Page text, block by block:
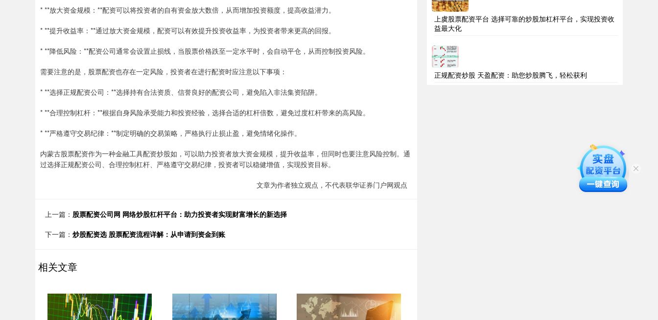
* **放大资金规模：**配资可以将投资者的自有资金放大数倍，从而增加投资额度，提高收益潜力。
* **提升收益率：**通过放大资金规模，配资可以有效提升投资收益率，为投资者带来更高的回报。
* **降低风险：**配资公司通常会设置止损线，当股票价格跌至一定水平时，会自动平仓，从而控制投资风险。
需要注意的是，股票配资也存在一定风险，投资者在进行配资时应注意以下事项：
* **选择正规配资公司：**选择持有合法资质、信誉良好的配资公司，避免陷入非法集资陷阱。
* **合理控制杠杆：**根据自身风险承受能力和投资经验，选择合适的杠杆倍数，避免过度杠杆带来的高风险。
* **严格遵守交易纪律：**制定明确的交易策略，严格执行止损止盈，避免情绪化操作。
内蒙古股票配资作为一种金融工具配资炒股如，可以助力投资者放大资金规模，提升收益率，但同时也要注意风险控制。通
过选择正规配资公司、合理控制杠杆、严格遵守交易纪律，投资者可以稳健增值，实现投资目标。
文章为作者独立观点，不代表联华证券门户网观点
上一篇： 股票配资公司网 网络炒股杠杆平台：助力投资者实现财富增长的新选择
下一篇： 炒股配资选 股票配资流程详解：从申请到资金到账
相关文章
上虞股票配资平台 选择可靠的炒股加杠杆平台，实现投资收
益最大化
正规配资炒股 天盈配资：助您炒股腾飞，轻松获利